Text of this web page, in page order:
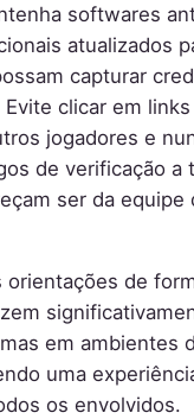
softwares
atualizados
capturar
clicar em
jogadores e
de verificação a
ser da
orientações de
em ambientes
uma
os envolvidos.